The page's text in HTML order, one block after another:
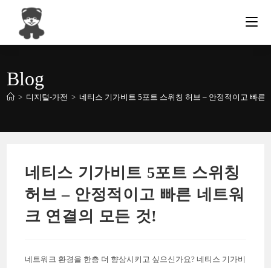
content
Blog
> 디지털-가전 > 네티스 기가비트 5포트 스위칭 허브 – 안정적이고 빠른
네티스 기가비트 5포트 스위칭
허브 – 안정적이고 빠른 네트워
크 연결의 모든 것!
네트워크 환경을 한층 더 향상시키고 싶으신가요? 네티스 기가비